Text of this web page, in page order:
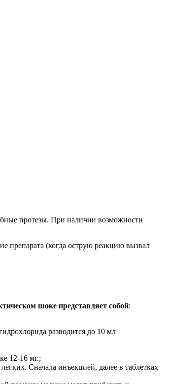
протезы. При наличии возможности
препарата (когда острую реакцию вызвал
шоке представляет собой:
разводится до 10 мл
12-16 мг.;
Сначала инъекцией, далее в таблетках